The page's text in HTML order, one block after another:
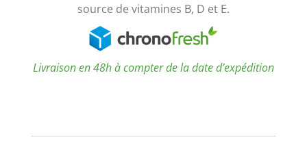
source de vitamines B, D et E.
Livraison en 48h à compter de la date d’expédition